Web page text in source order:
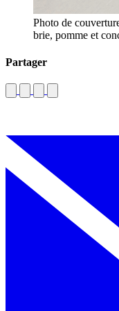
Photo de
brie, pomme et
Partager